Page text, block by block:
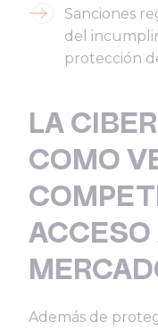
Sanciones
del
protección
LA
COMO
Además de